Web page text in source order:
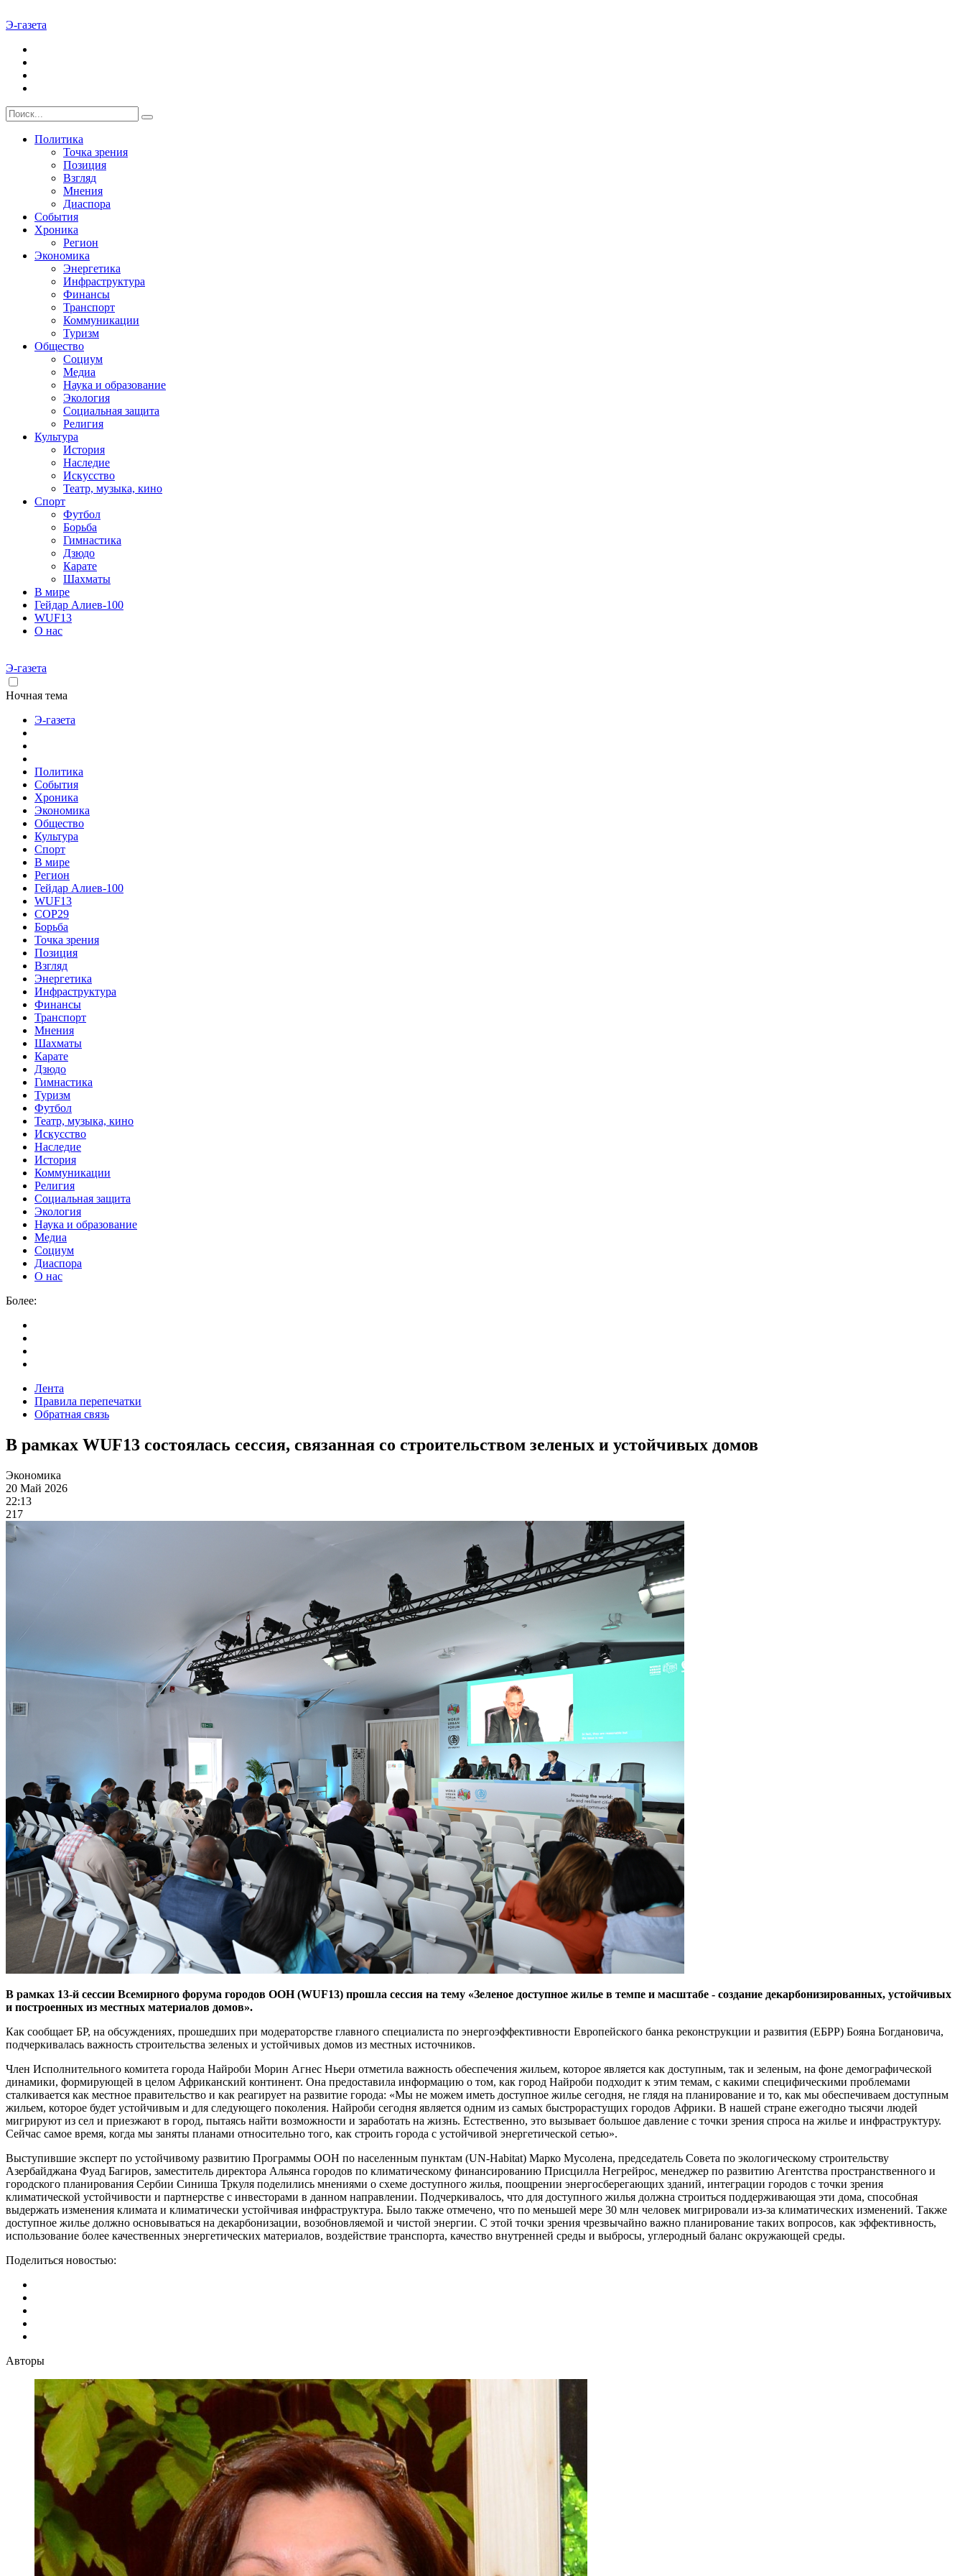
Э-газета
Политика
Точка зрения
Позиция
Взгляд
Мнения
Диаспора
События
Хроника
Регион
Экономика
Энергетика
Инфраструктура
Финансы
Транспорт
Коммуникации
Туризм
Общество
Социум
Медиа
Наука и образование
Экология
Социальная защита
Религия
Культура
История
Наследие
Искусство
Театр, музыка, кино
Спорт
Футбол
Борьба
Гимнастика
Дзюдо
Карате
Шахматы
В мире
Гейдар Алиев-100
WUF13
О нас
Э-газета
Ночная тема
Э-газета
Политика
События
Хроника
Экономика
Общество
Культура
Спорт
В мире
Регион
Гейдар Алиев-100
WUF13
COP29
Борьба
Точка зрения
Позиция
Взгляд
Энергетика
Инфраструктура
Финансы
Транспорт
Мнения
Шахматы
Карате
Дзюдо
Гимнастика
Туризм
Футбол
Театр, музыка, кино
Искусство
Наследие
История
Коммуникации
Религия
Социальная защита
Экология
Наука и образование
Медиа
Социум
Диаспора
О нас
Более:
Лента
Правила перепечатки
Обратная связь
В рамках WUF13 состоялась сессия, связанная со строительством зеленых и устойчивых домов
Экономика
20 Май 2026
22:13
217
В рамках 13-й сессии Всемирного форума городов ООН (WUF13) прошла сессия на тему «Зеленое доступное жилье в темпе и масштабе - создание декарбонизированных, устойчивых
и построенных из местных материалов домов».
Как сообщает БР, на обсуждениях, прошедших при модераторстве главного специалиста по энергоэффективности Европейского банка реконструкции и развития (ЕБРР) Бояна Богдановича,
подчеркивалась важность строительства зеленых и устойчивых домов из местных источников.
Член Исполнительного комитета города Найроби Морин Агнес Ньери отметила важность обеспечения жильем, которое является как доступным, так и зеленым, на фоне демографической
динамики, формирующей в целом Африканский континент. Она предоставила информацию о том, как город Найроби подходит к этим темам, с какими специфическими проблемами
сталкивается как местное правительство и как реагирует на развитие города: «Мы не можем иметь доступное жилье сегодня, не глядя на планирование и то, как мы обеспечиваем доступным
жильем, которое будет устойчивым и для следующего поколения. Найроби сегодня является одним из самых быстрорастущих городов Африки. В нашей стране ежегодно тысячи людей
мигрируют из сел и приезжают в город, пытаясь найти возможности и заработать на жизнь. Естественно, это вызывает большое давление с точки зрения спроса на жилье и инфраструктуру.
Сейчас самое время, когда мы заняты планами относительно того, как строить города с устойчивой энергетической сетью».
Выступившие эксперт по устойчивому развитию Программы ООН по населенным пунктам (UN-Habitat) Марко Мусолена, председатель Совета по экологическому строительству
Азербайджана Фуад Багиров, заместитель директора Альянса городов по климатическому финансированию Присцилла Негрейрос, менеджер по развитию Агентства пространственного и
городского планирования Сербии Синиша Тркуля поделились мнениями о схеме доступного жилья, поощрении энергосберегающих зданий, интеграции городов с точки зрения
климатической устойчивости и партнерстве с инвесторами в данном направлении. Подчеркивалось, что для доступного жилья должна строиться поддерживающая эти дома, способная
выдержать изменения климата и климатически устойчивая инфраструктура. Было также отмечено, что по меньшей мере 30 млн человек мигрировали из-за климатических изменений. Также
доступное жилье должно основываться на декарбонизации, возобновляемой и чистой энергии. С этой точки зрения чрезвычайно важно планирование таких вопросов, как эффективность,
использование более качественных энергетических материалов, воздействие транспорта, качество внутренней среды и выбросы, углеродный баланс окружающей среды.
Поделиться новостью:
Авторы